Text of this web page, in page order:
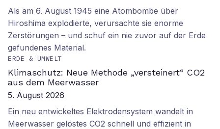
Als am 6. August 1945 eine Atombombe über
Hiroshima explodierte, verursachte sie enorme
Zerstörungen – und schuf ein nie zuvor auf der Erde
gefundenes Material.
ERDE & UMWELT
Klimaschutz: Neue Methode „versteinert“ CO2
aus dem Meerwasser
5. August 2026
Ein neu entwickeltes Elektrodensystem wandelt in
Meerwasser gelöstes CO2 schnell und effizient in